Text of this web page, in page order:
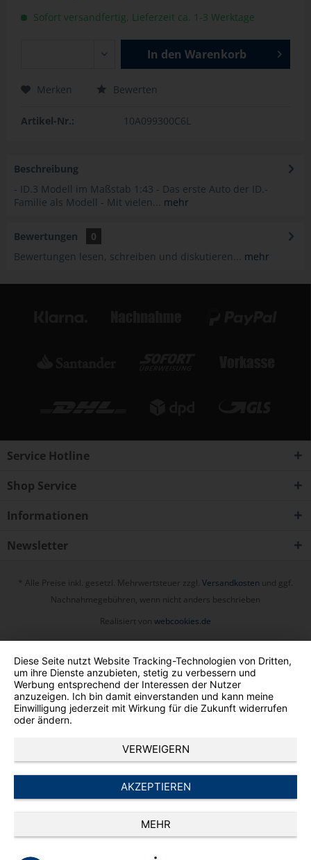
Sofort versandfertig, Lieferzeit ca. 1-3 Werktage
In den Warenkorb
Merken Bewerten
Artikel-Nr.: 10A099300C6L
Beschreibung
- ID.3 Modell im Maßstab 1:43 - Das erste Auto der ID.-
Familie als Modell - Mit vielen... mehr
Bewertungen
0
Bewertungen lesen, schreiben und diskutieren... mehr
Service Hotline
Shop Service
Informationen
Newsletter
* Alle Preise inkl. gesetzl. Mehrwertsteuer zzgl. Versandkosten und ggf.
Nachnahmegebühren, wenn nicht anders beschrieben
Realisiert von webcookies.de
Diese Seite nutzt Website Tracking-Technologien von Dritten,
um ihre Dienste anzubieten, stetig zu verbessern und
Werbung entsprechend der Interessen der Nutzer
anzuzeigen. Ich bin damit einverstanden und kann meine
Einwilligung jederzeit mit Wirkung für die Zukunft widerrufen
oder ändern.
VERWEIGERN
AKZEPTIEREN
MEHR